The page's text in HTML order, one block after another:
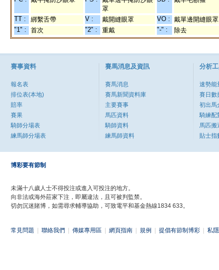
罩
TT : 綁繫舌帶 V : 戴開縫眼罩 VO : 戴單邊開縫眼罩
"1" :
首次 "2" : 重戴 "-" : 除去
賽事資料
報名表
排位表(本地)
賠率
賽果
騎師分場表
練馬師分場表
賽馬消息及資訊
賽馬消息
賽馬新聞資料庫
主要賽事
馬匹資料
騎師資料
練馬師資料
分析
速勢能
賽日數
初出馬
騎練配
馬匹搬
貼士指
博彩要有節制
未滿十八歲人士不得投注或進入可投注的地方。
向非法或海外莊家下注，即屬違法，且可被判監禁。
切勿沉迷賭博，如需尋求輔導協助，可致電平和基金熱線1834 633。
常見問題 聯絡我們 傳媒專用區 網頁指南 規例 提倡有節制博彩 私